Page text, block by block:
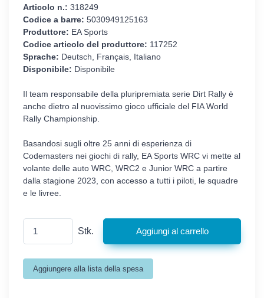
Articolo n.: 318249
Codice a barre: 5030949125163
Produttore: EA Sports
Codice articolo del produttore: 117252
Sprache: Deutsch, Français, Italiano
Disponibile: Disponibile
Il team responsabile della pluripremiata serie Dirt Rally è
anche dietro al nuovissimo gioco ufficiale del FIA World
Rally Championship.
Basandosi sugli oltre 25 anni di esperienza di
Codemasters nei giochi di rally, EA Sports WRC vi mette al
volante delle auto WRC, WRC2 e Junior WRC a partire
dalla stagione 2023, con accesso a tutti i piloti, le squadre
e le livree.
Stk.